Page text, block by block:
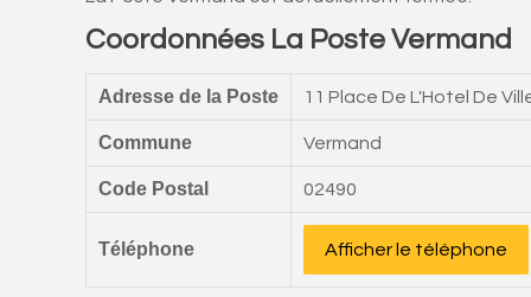
Coordonnées La Poste Vermand
Adresse de la Poste 11 Place De L'Hotel De
Commune Vermand
Code Postal 02490
Téléphone Afficher le téléphone